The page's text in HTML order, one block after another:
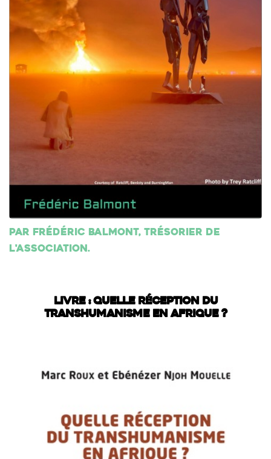
Par Frédéric Balmont, trésorier de
l'association.
LIVRE : QUELLE RÉCEPTION DU
TRANSHUMANISME EN AFRIQUE ?